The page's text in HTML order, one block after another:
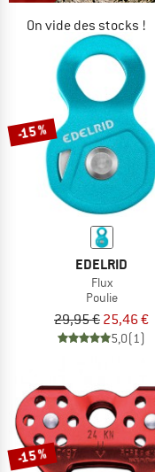
On vide des stocks !
JUSQU'À -60 %
LE DÉSTOCKAGE
-15 %
EDELRID
Flux
Poulie
29,95 € 25,46 €
5,0(1)
-15 %